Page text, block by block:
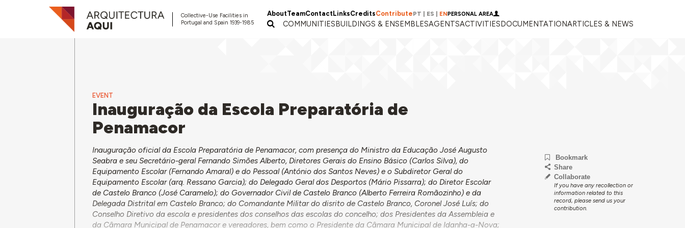
Collective-Use Facilities in
Portugal and Spain 1939-1985
AboutTeamContactLinksCreditsContributePT ES ENPERSONAL AREA
COMMUNITIESBUILDINGS & ENSEMBLESAGENTSACTIVITIESDOCUMENTATIONARTICLES & NEWS
EVENT
Inauguração da Escola Preparatória de
Penamacor
Inauguração oficial da Escola Preparatória de Penamacor, com presença do Ministro da Educação José Augusto
Seabra e seu Secretário-geral Fernando Simões Alberto, Diretores Gerais do Ensino Básico (Carlos Silva), do
Equipamento Escolar (Fernando Amaral) e do Pessoal (António dos Santos Neves) e o Subdiretor Geral do
Equipamento Escolar (arq. Ressano Garcia); do Delegado Geral dos Desportos (Mário Pissarra); do Diretor Escolar
de Castelo Branco (José Caramelo); do Governador Civil de Castelo Branco (Alberto Ferreira Romãozinho) e da
Delegada Distrital em Castelo Branco; do Comandante Militar do disrito de Castelo Branco, Coronel José Luís; do
Conselho Diretivo da escola e presidentes dos conselhos das escolas do concelho; dos Presidentes da Assembleia e
da Câmara Municipal de Penamacor e vereadores, bem como o Presidente da Câmara Municipal de Idanha-a-Nova;
Bookmark
Share
Collaborate
If you have any recollection or
information related to this
record, please send us your
contribution.